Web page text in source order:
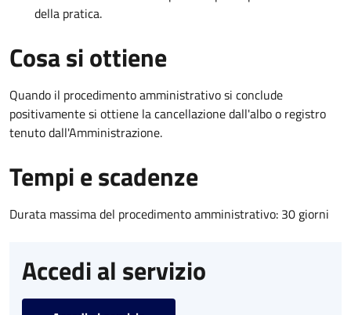
della pratica.
Cosa si ottiene
Quando il procedimento amministrativo si conclude
positivamente si ottiene la cancellazione dall'albo o registro
tenuto dall'Amministrazione.
Tempi e scadenze
Durata massima del procedimento amministrativo: 30 giorni
Accedi al servizio